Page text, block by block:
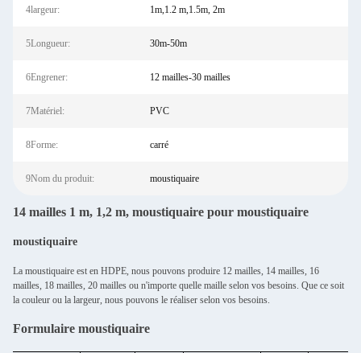
4largeur: 1m,1.2 m,1.5m, 2m
5Longueur: 30m-50m
6Engrener: 12 mailles-30 mailles
7Matériel: PVC
8Forme: carré
9Nom du produit: moustiquaire
14 mailles 1 m, 1,2 m, moustiquaire pour moustiquaire
moustiquaire
La moustiquaire est en HDPE, nous pouvons produire 12 mailles, 14 mailles, 16
mailles, 18 mailles, 20 mailles ou n'importe quelle maille selon vos besoins. Que ce soit
la couleur ou la largeur, nous pouvons le réaliser selon vos besoins.
Formulaire moustiquaire